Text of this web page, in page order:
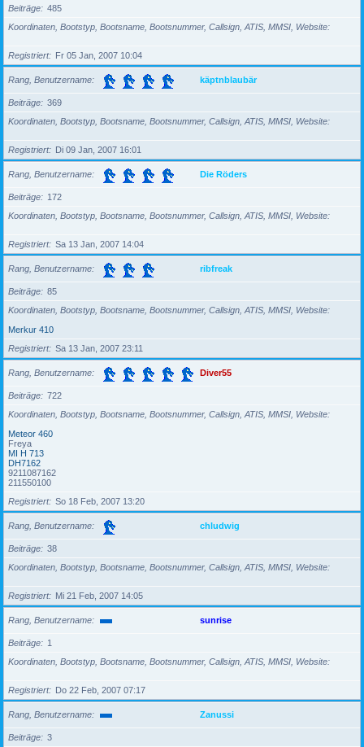
Beiträge
485
Koordinaten, Bootstyp, Bootsname, Bootsnummer, Callsign, ATIS, MMSI, Website
Registriert Fr 05 Jan, 2007 10:04
Rang, Benutzername käptnblaubär
Beiträge
369
Koordinaten, Bootstyp, Bootsname, Bootsnummer, Callsign, ATIS, MMSI, Website
Registriert Di 09 Jan, 2007 16:01
Rang, Benutzername Die Röders
Beiträge
172
Koordinaten, Bootstyp, Bootsname, Bootsnummer, Callsign, ATIS, MMSI, Website
Registriert Sa 13 Jan, 2007 14:04
Rang, Benutzername ribfreak
Beiträge
85
Koordinaten, Bootstyp, Bootsname, Bootsnummer, Callsign, ATIS, MMSI, Website
Merkur 410
Registriert
Sa 13 Jan, 2007 23:11
Rang, Benutzername Diver55
Beiträge
722
Koordinaten, Bootstyp, Bootsname, Bootsnummer, Callsign, ATIS, MMSI, Website
Meteor 460
Freya
MI H 713
DH7162
9211087162
211550100
Registriert
So 18 Feb, 2007 13:20
Rang, Benutzername chludwig
Beiträge
38
Koordinaten, Bootstyp, Bootsname, Bootsnummer, Callsign, ATIS, MMSI, Website
Registriert Mi 21 Feb, 2007 14:05
Rang, Benutzername sunrise
Beiträge
1
Koordinaten, Bootstyp, Bootsname, Bootsnummer, Callsign, ATIS, MMSI, Website
Registriert Do 22 Feb, 2007 07:17
Rang, Benutzername Zanussi
Beiträge
3